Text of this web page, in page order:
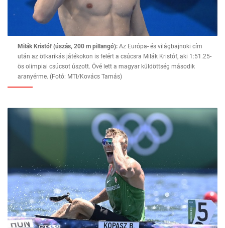
Milák Kristóf (úszás, 200 m pillangó): Az Európa- és világbajnoki cím
után az ötkarikás játékokon is felért a csúcsra Milák Kristóf, aki 1:51.25-
ös olimpiai csúcsot úszott. Övé lett a magyar küldöttség második
aranyérme. (Fotó: MTI/Kovács Tamás)